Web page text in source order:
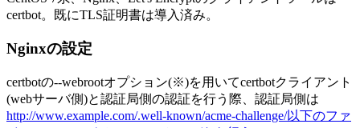
certbot。既にTLS証明書は導入済み。
Nginxの設定
certbotの--webrootオプション(※)を用いてcertbotクライアント
(webサーバ側)と認証局側の認証を行う際、認証局側は
http://www.example.com/.well-known/acme-challenge/以下のファ